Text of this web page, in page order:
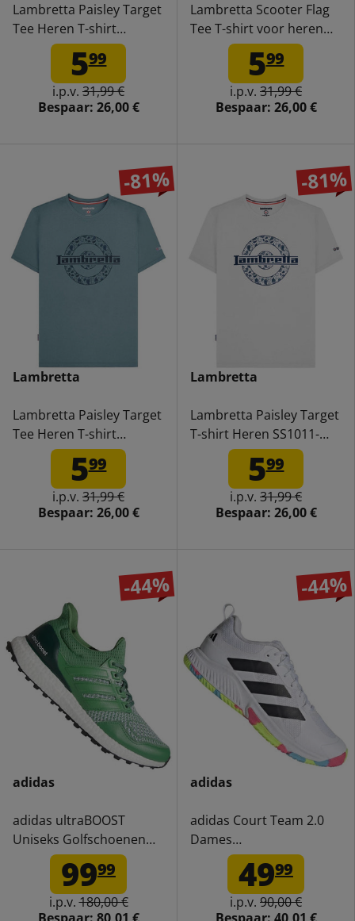
Lambretta Paisley Target
Tee Heren T-shirt
SS1011-BLK599
i.p.v. 31,99 €
Bespaar: 26,00 €
Lambretta Scooter Flag
Tee T-shirt voor heren
SS1208-DK BLUE
599
i.p.v. 31,99 €
Bespaar: 26,00 €
-81%
Lambretta
Lambretta Paisley Target
Tee Heren T-shirt
SS1011-SMK
599
i.p.v. 31,99 €
Bespaar: 26,00 €
-81%
Lambretta
Lambretta Paisley Target
T-shirt Heren SS1011-
WHITE
599
i.p.v. 31,99 €
Bespaar: 26,00 €
-44%
adidas
adidas ultraBOOST
Uniseks Golfschoenen
IH5051 9999
i.p.v.180,00 €
-44%
adidas
adidas Court Team 2.0
Dames
Volleybalschoenen
4999
i.p.v. 90,00 €